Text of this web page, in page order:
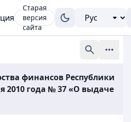
Старая
версия
сайта
финансов Республики
2010 года № 37 «О выдаче